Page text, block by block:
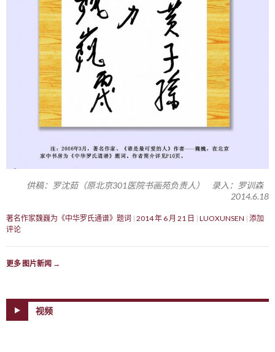
供稿：罗沈茹（原北京301医院书画苑负责人） 录入：罗训森
2014.6.18
著名作家魏巍为《中华罗氏通谱》题词 2014 年 6 月 21 日 LUOXUNSEN 添加
评论
更多 图片新闻 →
视频